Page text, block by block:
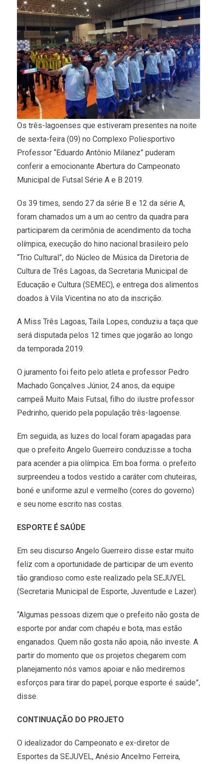
Os três-lagoenses que estiveram presentes na noite
de sexta-feira (09) no Complexo Poliesportivo
Professor “Eduardo Antônio Milanez” puderam
conferir a emocionante Abertura do Campeonato
Municipal de Futsal Série A e B 2019.
Os 39 times, sendo 27 da série B e 12 da série A,
foram chamados um a um ao centro da quadra para
participarem da cerimônia de acendimento da tocha
olímpica, execução do hino nacional brasileiro pelo
“Trio Cultural”, do Núcleo de Música da Diretoria de
Cultura de Três Lagoas, da Secretaria Municipal de
Educação e Cultura (SEMEC), e entrega dos alimentos
doados à Vila Vicentina no ato da inscrição.
A Miss Três Lagoas, Taila Lopes, conduziu a taça que
será disputada pelos 12 times que jogarão ao longo
da temporada 2019.
O juramento foi feito pelo atleta e professor Pedro
Machado Gonçalves Júnior, 24 anos, da equipe
campeã Muito Mais Futsal, filho do ilustre professor
Pedrinho, querido pela população três-lagoense.
Em seguida, as luzes do local foram apagadas para
que o prefeito Angelo Guerreiro conduzisse a tocha
para acender a pia olímpica. Em boa forma. o prefeito
surpreendeu a todos vestido a caráter com chuteiras,
boné e uniforme azul e vermelho (cores do governo)
e seu nome escrito nas costas.
ESPORTE É SAÚDE
Em seu discurso Angelo Guerreiro disse estar muito
feliz com a oportunidade de participar de um evento
tão grandioso como este realizado pela SEJUVEL
(Secretaria Municipal de Esporte, Juventude e Lazer).
“Algumas pessoas dizem que o prefeito não gosta de
esporte por andar com chapéu e bota, mas estão
enganados. Quem não gosta não apoia, não investe. A
partir do momento que os projetos chegarem com
planejamento nós vamos apoiar e não mediremos
esforços para tirar do papel, porque esporte é saúde”,
disse.
CONTINUAÇÃO DO PROJETO
O idealizador do Campeonato e ex-diretor de
Esportes da SEJUVEL, Anésio Ancelmo Ferreira,